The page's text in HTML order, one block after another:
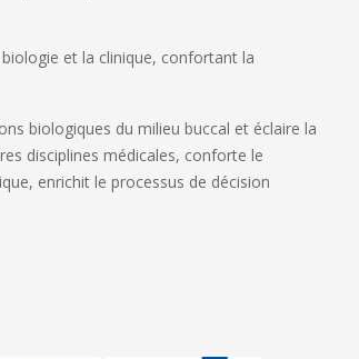
et la clinique, confortant la
biologiques du milieu buccal et éclaire la
disciplines médicales, conforte le
enrichit le processus de décision